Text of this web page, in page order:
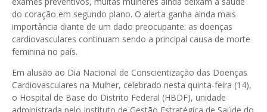
do coração em segundo plano. O alerta ganha ainda mais
importância diante de um dado preocupante: as doenças
cardiovasculares continuam sendo a principal causa de morte
feminina no país.
Em alusão ao Dia Nacional de Conscientização das Doenças
Cardiovasculares na Mulher, celebrado nesta quinta-feira (14),
o Hospital de Base do Distrito Federal (HBDF), unidade